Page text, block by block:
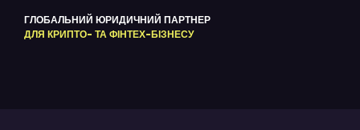
ГЛОБАЛЬНИЙ ЮРИДИЧНИЙ ПАРТНЕР
ДЛЯ КРИПТО- ТА ФІНТЕХ-БІЗНЕСУ